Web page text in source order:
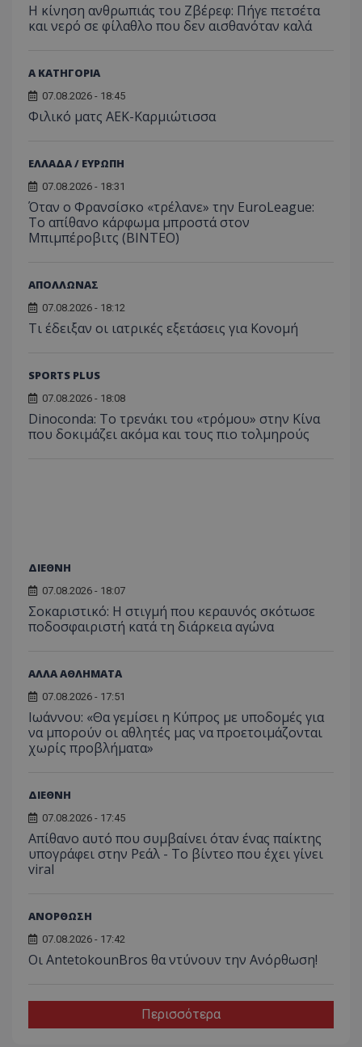
Η κίνηση ανθρωπιάς του Ζβέρεφ: Πήγε πετσέτα
και νερό σε φίλαθλο που δεν αισθανόταν καλά
Α ΚΑΤΗΓΟΡΙΑ
07.08.2026 - 18:45
Φιλικό ματς ΑΕΚ-Καρμιώτισσα
ΕΛΛΑΔΑ / ΕΥΡΩΠΗ
07.08.2026 - 18:31
Όταν ο Φρανσίσκο «τρέλανε» την EuroLeague:
Το απίθανο κάρφωμα μπροστά στον
Μπιμπέροβιτς (ΒΙΝΤΕΟ)
ΑΠΟΛΛΩΝΑΣ
07.08.2026 - 18:12
Τι έδειξαν οι ιατρικές εξετάσεις για Κονομή
SPORTS PLUS
07.08.2026 - 18:08
Dinoconda: Το τρενάκι του «τρόμου» στην Κίνα
που δοκιμάζει ακόμα και τους πιο τολμηρούς
ΔΙΕΘΝΗ
07.08.2026 - 18:07
Σοκαριστικό: Η στιγμή που κεραυνός σκότωσε
ποδοσφαιριστή κατά τη διάρκεια αγώνα
ΑΛΛΑ ΑΘΛΗΜΑΤΑ
07.08.2026 - 17:51
Ιωάννου: «Θα γεμίσει η Κύπρος με υποδομές για
να μπορούν οι αθλητές μας να προετοιμάζονται
χωρίς προβλήματα»
ΔΙΕΘΝΗ
07.08.2026 - 17:45
Απίθανο αυτό που συμβαίνει όταν ένας παίκτης
υπογράφει στην Ρεάλ - Το βίντεο που έχει γίνει
viral
ΑΝΟΡΘΩΣΗ
07.08.2026 - 17:42
Οι AntetokounBros θα ντύνουν την Ανόρθωση!
Περισσότερα